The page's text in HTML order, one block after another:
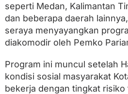
n
a
n
S
o
i
a
seperti Medan, Kalimantan
dan beberapa daerah
seraya menyayangkan
diakomodir oleh Pemko
Program ini muncul setelah
kondisi sosial masyarakat
bekerja dengan tingkat